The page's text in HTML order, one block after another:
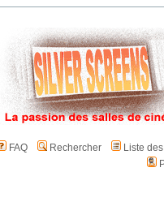
FAQ Rechercher
Liste